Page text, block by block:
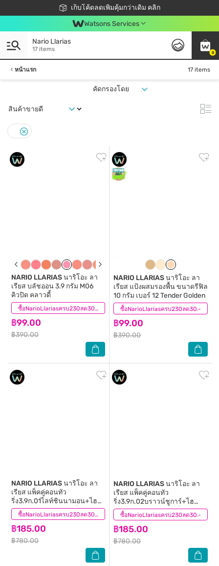
เก็บโค้ดลดเพิ่มคุ้มกว่าเดิม คลิก
ชอปออนไลน์ครั้งแรก ลดเพิ่มจุก ๆ 10%! 🎉
📦ส่งฟรี! เมื่อชอป 499฿
สมาชิกวัตสัน คลับดียังไง?
Watsons Services
0
Nario Llarias
17 items
หน้าแรก 17 items
คัดกรองโดย
ซื้อNarioLlariasครบ230ลด30.-
NARIO LLARIASนาริโอะ ลา
เรียส บลัชออน 3.9 กรัม M06
คิวปิด คลาวดี้
฿99.00
฿390.00
(4) ซื้อNarioLlariasครบ230ลด30.-
NARIO LLARIASนาริโอะ ลา
เรียส แป้งผสมรองพื้น ขนาดรีฟิล
10 กรัม เบอร์ 12 Tender Golden
฿99.00
฿390.00
(5)
ซื้อNarioLlariasครบ230ลด30.-
NARIO LLARIASนาริโอะ ลา
เรียส แพ็คคู่คอนทัว
ริ่ง3.9ก.01ไลท์ชินนามอน+ไฮ
ไลท์เตอร์3.9ก.01สโนวิ่งคริสตัล
฿185.00
฿780.00
(0) ซื้อNarioLlariasครบ230ลด30.-
NARIO LLARIASนาริโอะ ลา
เรียส แพ็คคู่คอนทัว
ริ่ง3.9ก.02บราวน์ชูการ์+ไฮ
ไลท์เตอร์3.9ก.01สโนวิ่งคริสตัล
฿185.00
฿780.00
(0)